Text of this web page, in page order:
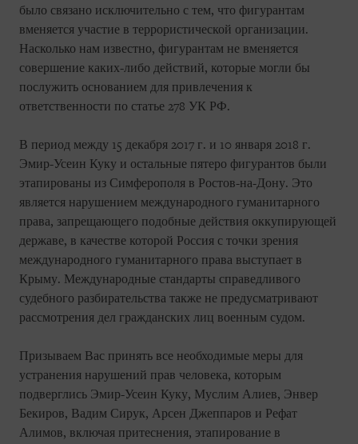
было связано исключительно с тем, что фигурантам
вменяется участие в террористической организации.
Насколько нам известно, фигурантам не вменяется
совершение каких-либо действий, которые могли бы
послужить основанием для привлечения к
ответственности по статье 278 УК РФ.
В период между 15 декабря 2017 г. и 10 января 2018 г.
Эмир-Усеин Куку и остальные пятеро фигурантов были
этапированы из Симферополя в Ростов-на-Дону. Это
является нарушением международного гуманитарного
права, запрещающего подобные действия оккупирующей
державе, в качестве которой Россия с точки зрения
международного гуманитарного права выступает в
Крыму. Международные стандарты справедливого
судебного разбирательства также не предусматривают
рассмотрения дел гражданских лиц военным судом.
Призываем Вас принять все необходимые меры для
устранения нарушений прав человека, которым
подверглись Эмир-Усеин Куку, Муслим Алиев, Энвер
Бекиров, Вадим Сирук, Арсен Джеппаров и Рефат
Алимов, включая притеснения, этапирование в